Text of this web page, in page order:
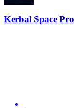
Kerbal Space